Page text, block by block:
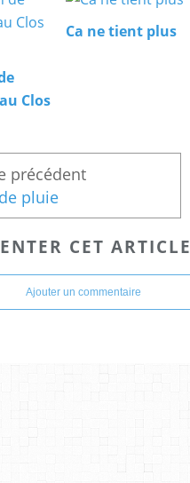
Clos
Ca ne tient plus
pluie
CET ARTICLE
Ajouter un commentaire